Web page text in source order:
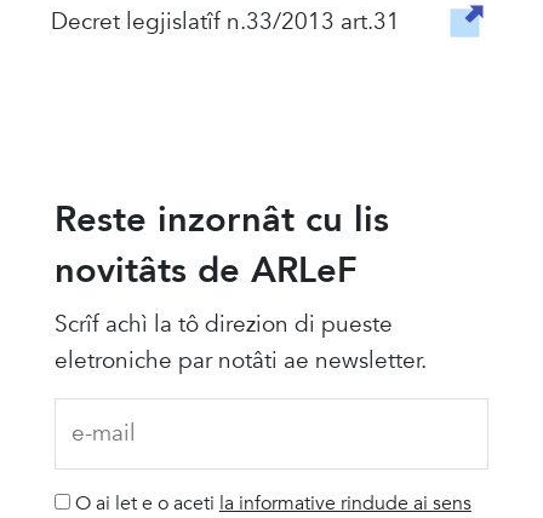
Decret legjislatîf n.33/2013 art.31
Reste inzornât cu lis
novitâts de ARLeF
Scrîf achì la tô direzion di pueste
eletroniche par notâti ae newsletter.
O ai let e o aceti la informative rindude ai sens